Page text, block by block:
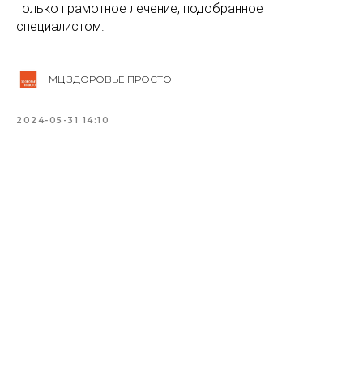
только грамотное лечение, подобранное
специалистом.
МЦ ЗДОРОВЬЕ ПРОСТО
2024-05-31 14:10